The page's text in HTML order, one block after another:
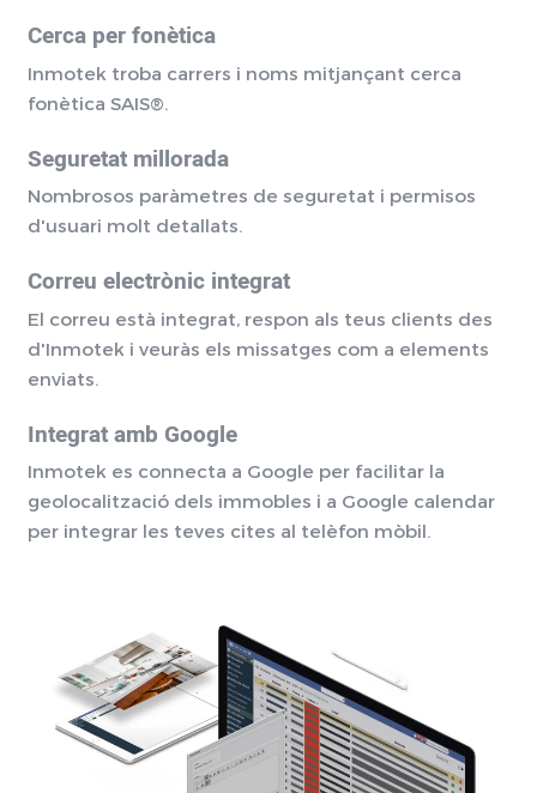
Cerca per fonètica
Inmotek troba carrers i noms mitjançant cerca
fonètica SAIS®.
Seguretat millorada
Nombrosos paràmetres de seguretat i permisos
d'usuari molt detallats.
Correu electrònic integrat
El correu està integrat, respon als teus clients des
d'Inmotek i veuràs els missatges com a elements
enviats.
Integrat amb Google
Inmotek es connecta a Google per facilitar la
geolocalització dels immobles i a Google calendar
per integrar les teves cites al telèfon mòbil.